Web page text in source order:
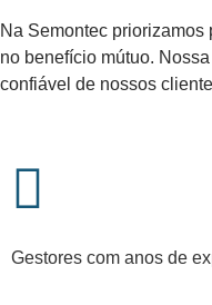
Na Semontec
no benefício mútuo.
confiável de nossos
Gestores com anos de